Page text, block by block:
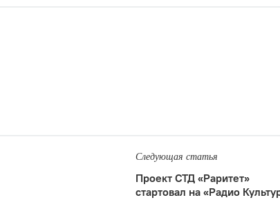
Следующая статья
Проект СТД «Раритет»
стартовал на «Радио